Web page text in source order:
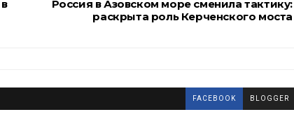
Россия в Азовском море сменила тактику:
раскрыта роль Керченского моста
FACEBOOK BLOGGER